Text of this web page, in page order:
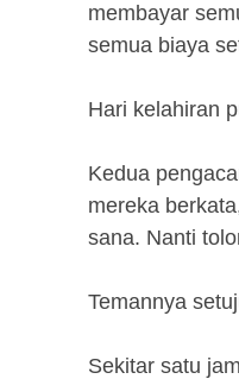
membayar
semua biaya
Hari kelahiran
Kedua
mereka
sana. Nanti
Temannya
Sekitar satu